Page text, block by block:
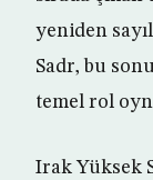
yeniden
Sadr, bu
temel rol
Irak Yüksek